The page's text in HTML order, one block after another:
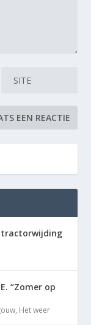
tractorwijding
“Zomer op
, Het weer